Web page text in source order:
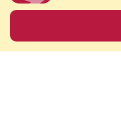
Copyright(C)